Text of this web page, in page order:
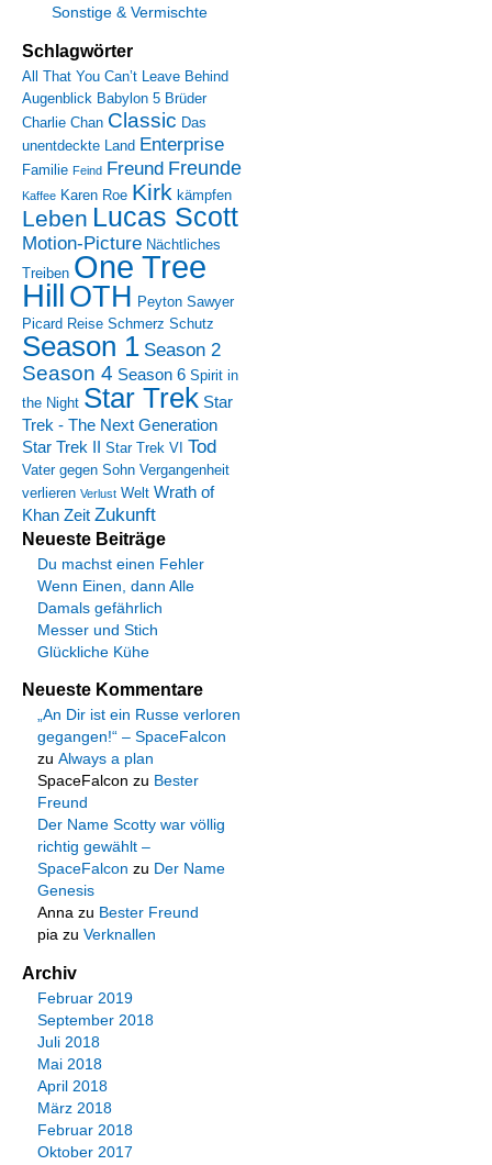
Sonstige & Vermischte
Schlagwörter
All That You Can’t Leave Behind
Augenblick Babylon 5 Brüder
Charlie Chan Classic Das
unentdeckte Land Enterprise
Familie Feind Freund Freunde
Kaffee Karen Roe Kirk kämpfen
Leben Lucas Scott
Motion-Picture Nächtliches
Treiben One Tree
Hill OTH Peyton Sawyer
Picard Reise Schmerz Schutz
Season 1 Season 2
Season 4 Season 6 Spirit in
the Night Star Trek Star
Trek - The Next Generation
Star Trek II Star Trek VI Tod
Vater gegen Sohn Vergangenheit
verlieren Verlust Welt Wrath of
Khan Zeit Zukunft
Neueste Beiträge
Du machst einen Fehler
Wenn Einen, dann Alle
Damals gefährlich
Messer und Stich
Glückliche Kühe
Neueste Kommentare
„An Dir ist ein Russe verloren
gegangen!“ – SpaceFalcon
zu Always a plan
SpaceFalcon zu Bester
Freund
Der Name Scotty war völlig
richtig gewählt –
SpaceFalcon zu Der Name
Genesis
Annazu Bester Freund
piazu Verknallen
Archiv
Februar 2019
September 2018
Juli 2018
Mai 2018
April 2018
März 2018
Februar 2018
Oktober 2017